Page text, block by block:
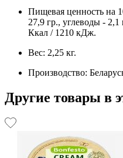
Пищевая ценность на
27,9 гр., углеводы - 2,1
Ккал / 1210 кДж.
Вес: 2,25 кг.
Производство:
Другие товары в